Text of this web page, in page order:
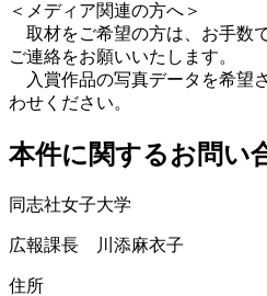
＜メディア関連の⽅へ＞
取材をご希望の⽅は、お⼿数
ご連絡をお願いいたします。
入賞作品の写真データを希望
わせください。
本件に関するお問い
同志社女子大学
広報課長 川添麻衣子
住所